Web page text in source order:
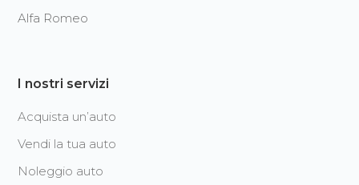
Alfa Romeo
I nostri servizi
Acquista un’auto
Vendi la tua auto
Noleggio auto